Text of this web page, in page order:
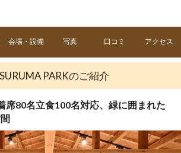
会場・設備 写真 口コミ アクセス
PARKのご紹介
席80名立食100名対応、緑に囲まれた